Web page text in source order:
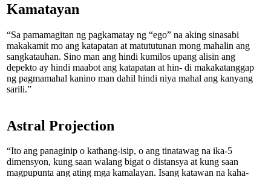
Kamatayan
“Sa pamamagitan ng pagkamatay ng “ego” na aking sinasabi
makakamit mo ang katapatan at matututunan mong mahalin ang
sangkatauhan. Sino man ang hindi kumilos upang alisin ang
depekto ay hindi maabot ang katapatan at hin- di makakatanggap
ng pagmamahal kanino man dahil hindi niya mahal ang kanyang
sarili.”
Astral Projection
“Ito ang panaginip o kathang-isip, o ang tinata­wag na ika-5
dimensyon, kung saan walang bi­gat o distansya at kung saan
magpupunta ang ating mga kamalayan. Isang katawan na kaha­